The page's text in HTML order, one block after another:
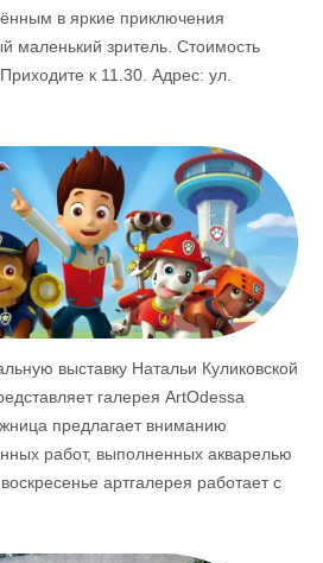
в яркие приключения
маленький зритель. Стоимость
к 11.30. Адрес: ул.
выставку Натальи Куликовской
галерея ArtOdessa
предлагает вниманию
работ, выполненных акварелью
артгалерея работает с